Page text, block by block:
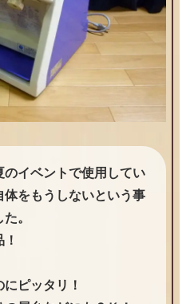
イベントで使用してい
をもうしないという事
。
ピッタリ！